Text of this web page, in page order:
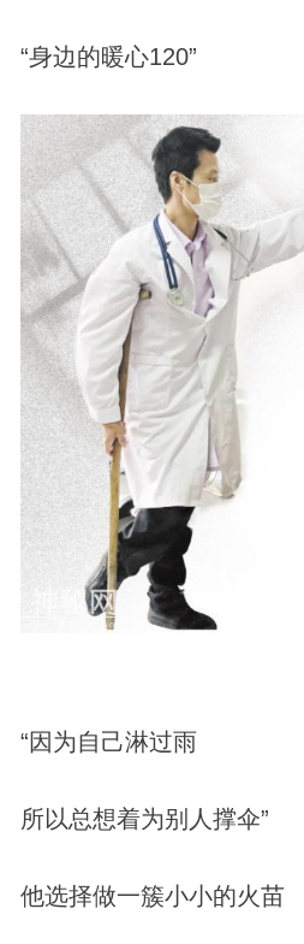
“身边的暖心120”
“因为自己淋过雨
所以总想着为别人撑伞”
他选择做一簇小小的火苗